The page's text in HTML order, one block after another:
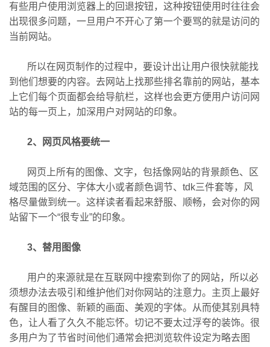
有些用户使用浏览器上的回退按钮，这种按钮使用时往往会
出现很多问题，一旦用户不开心了第一个要骂的就是访问的
当前网站。
所以在网页制作的过程中，要设计出让用户很快就能找
到他们想要的内容。去网站上找那些排名靠前的网站，基本
上它们每个页面都会给导航栏，这样也会更方便用户访问网
站的每一页上，加深用户对网站的印象。
2、网页风格要统一
网页上所有的图像、文字，包括像网站的背景颜色、区
域范围的区分、字体大小或者颜色调节、tdk三件套等，风
格尽量做到统一。这样读者看起来舒服、顺畅，会对你的网
站留下一个“很专业”的印象。
3、替用图像
用户的来源就是在互联网中搜索到你了的网站，所以必
须想办法去吸引和维护他们对你网站的注意力。主页上最好
有醒目的图像、新颖的画面、美观的字体。从而使其别具特
色，让人看了久久不能忘怀。切记不要太过浮夸的装饰。很
多用户为了节省时间他们通常会把浏览软件设定为略去图